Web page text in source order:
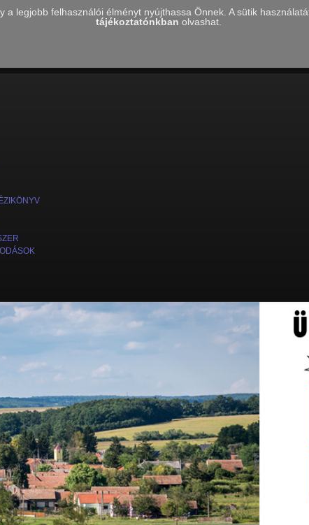
legjobb felhasználói élményt nyújthassa Önnek. A sütik
tájékoztatónkban olvashat.